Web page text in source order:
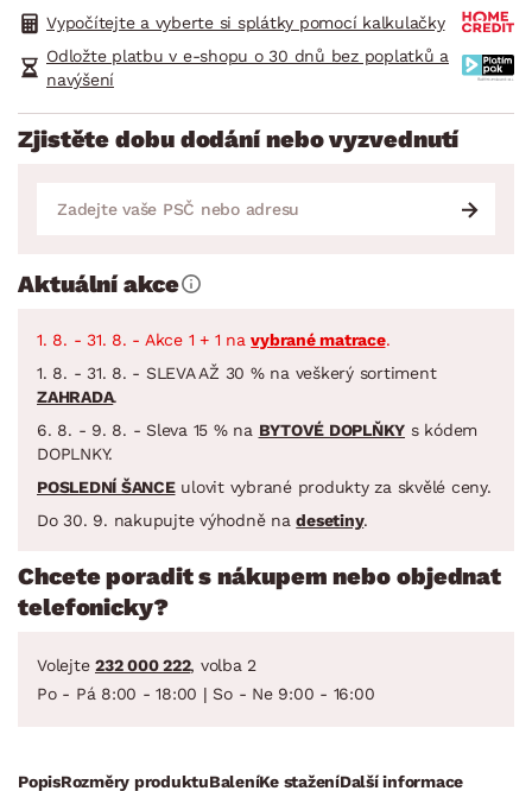
Vypočítejte a vyberte si splátky pomocí kalkulačky
Odložte platbu v e-shopu o 30 dnů bez poplatků a
navýšení
Zjistěte dobu dodání nebo vyzvednutí
Aktuální akce
1. 8. - 31. 8. - Akce 1 + 1 navybrané matrace.
1. 8. - 31. 8. - SLEVA AŽ 30 % na veškerý sortiment
ZAHRADA.
6. 8. - 9. 8. - Sleva 15 % na BYTOVÉ DOPLŇKY s kódem
DOPLNKY.
POSLEDNÍ ŠANCEulovit vybrané produkty za skvělé ceny.
Do 30. 9. nakupujte výhodně nadesetiny.
Chcete poradit s nákupem nebo objednat
telefonicky?
Volejte 232 000 222, volba 2
Po - Pá 8:00 - 18:00 | So - Ne 9:00 - 16:00
PopisRozměry produktuBaleníKe staženíDalší informace